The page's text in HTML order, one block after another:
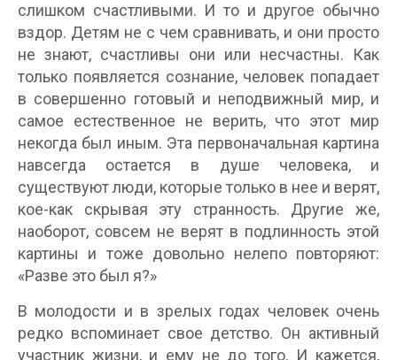
слишком счастливыми. И то и другое обычно
вздор. Детям не с чем сравнивать, и они просто
не знают, счастливы они или несчастны. Как
только появляется сознание, человек попадает
в совершенно готовый и неподвижный мир, и
самое естественное не верить, что этот мир
некогда был иным. Эта первоначальная картина
навсегда остается в душе человека, и
существуют люди, которые только в нее и верят,
кое-как скрывая эту странность. Другие же,
наоборот, совсем не верят в подлинность этой
картины и тоже довольно нелепо повторяют:
«Разве это был я?»
В молодости и в зрелых годах человек очень
редко вспоминает свое детство. Он активный
участник жизни, и ему не до того. И кажется,